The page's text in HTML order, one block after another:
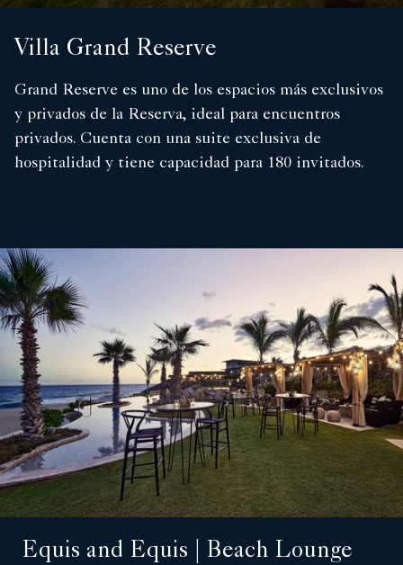
Villa Grand Reserve
Grand Reserve es uno de los espacios más exclusivos
y privados de la Reserva, ideal para encuentros
privados. Cuenta con una suite exclusiva de
hospitalidad y tiene capacidad para 180 invitados.
Equis and Equis | Beach Lounge